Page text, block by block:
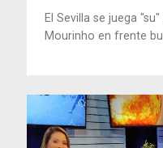
El Sevilla se juega
Mourinho en frente